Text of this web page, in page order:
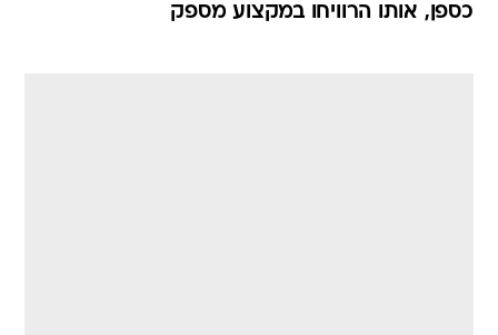
כספן, אותו הרוויחו במקצוע מספק